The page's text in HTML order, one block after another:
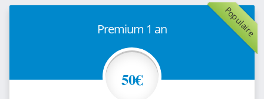
Populaire
Premium 1 an
50€